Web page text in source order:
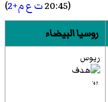
(20:45
ت ع م+2 )
روسيا البيضاء
ريوس
47'